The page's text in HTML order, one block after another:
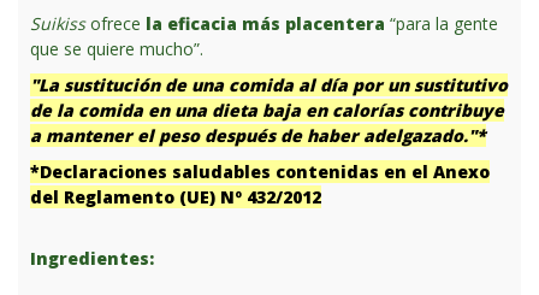
Suikissofrece la eficacia más placentera “para la gente
que se quiere mucho”.
"La sustitución de una comida al día por un sustitutivo
de la comida en una dieta baja en calorías contribuye
a mantener el peso después de haber adelgazado."*
*Declaraciones saludables contenidas en el Anexo
del Reglamento (UE) Nº 432/2012
Ingredientes: